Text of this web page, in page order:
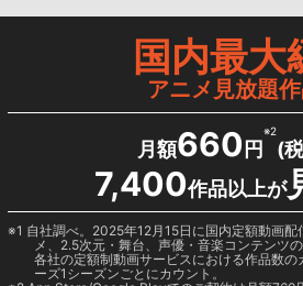
国内最大
アニメ見放題
月額660 円
※2
(
7,400作品以上が
1 自社調べ。2025年12月15日に国内定額動画
メ、2.5次元・舞台、声優・音楽コンテンツ
各社の定額制動画サービスにおける作品数の
ーズ1シーズンごとにカウント。